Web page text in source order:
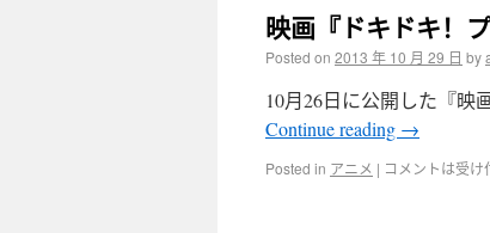
映画『ドキドキ！
Posted on 2013 年 10 月 29 日 by
10月26日に公開した『
Continue reading →
Posted in アニメ | コメントは受け